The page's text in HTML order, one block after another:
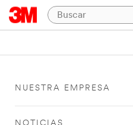
NUESTRA EMPRESA